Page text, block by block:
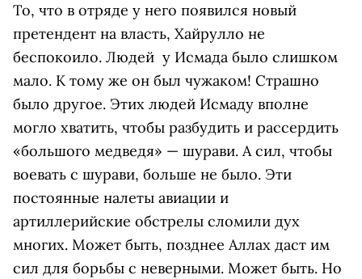
То, что в отряде у него появился новый
претендент на власть, Хайрулло не
беспокоило. Людей у Исмада было слишком
мало. К тому же он был чужаком! Страшно
было другое. Этих людей Исмаду вполне
могло хватить, чтобы разбудить и рассердить
«большого медведя» — шурави. А сил, чтобы
воевать с шурави, больше не было. Эти
постоянные налеты авиации и
артиллерийские обстрелы сломили дух
многих. Может быть, позднее Аллах даст им
сил для борьбы с неверными. Может быть. Но